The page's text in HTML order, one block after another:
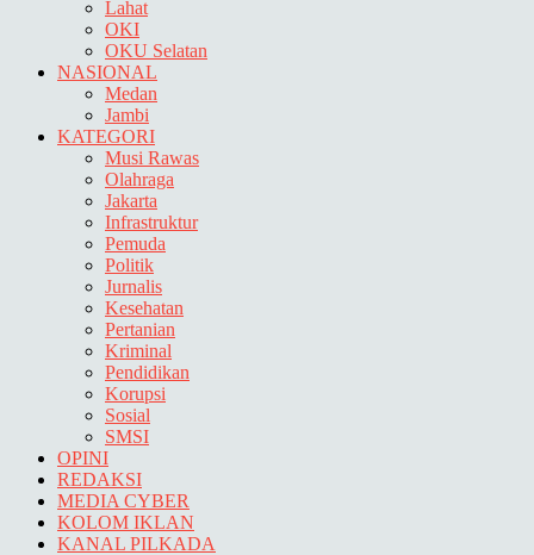
Lahat
OKI
OKU Selatan
NASIONAL
Medan
Jambi
KATEGORI
Musi Rawas
Olahraga
Jakarta
Infrastruktur
Pemuda
Politik
Jurnalis
Kesehatan
Pertanian
Kriminal
Pendidikan
Korupsi
Sosial
SMSI
OPINI
REDAKSI
MEDIA CYBER
KOLOM IKLAN
KANAL PILKADA